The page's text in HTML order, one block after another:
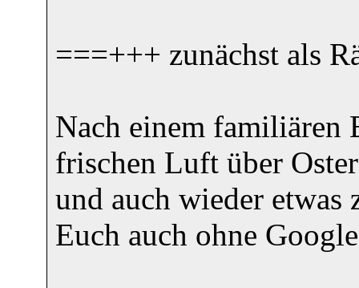
===+++ zunächst als
Nach einem familiären
frischen Luft über
und auch wieder
Euch auch ohne